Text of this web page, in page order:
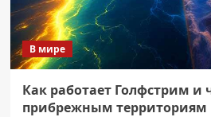
В мире
Как работает Голфстрим и
прибрежным территориям